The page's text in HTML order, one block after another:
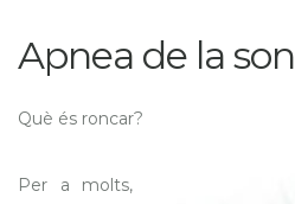
Apnea de la son
Què és roncar?
Per a molts,